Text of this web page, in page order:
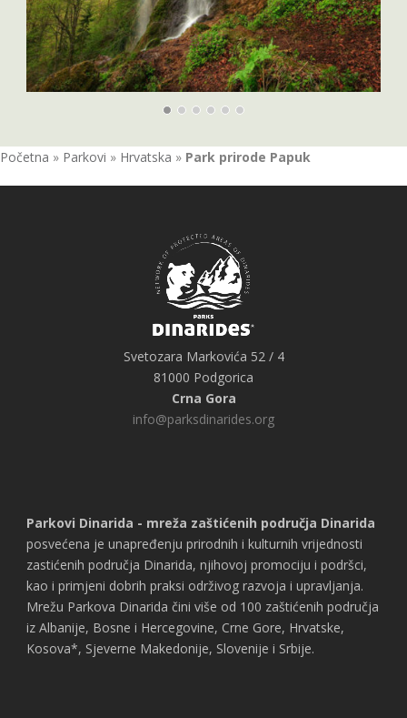
Početna » Parkovi » Hrvatska » Park prirode Papuk
Svetozara Markovića 52 / 4
81000 Podgorica
Crna Gora
info@parksdinarides.org
Parkovi Dinarida - mreža zaštićenih područja Dinarida
posvećena je unapređenju prirodnih i kulturnih vrijednosti
zastićenih područja Dinarida, njihovoj promociju i podršci,
kao i primjeni dobrih praksi održivog razvoja i upravljanja.
Mrežu Parkova Dinarida čini više od 100 zaštićenih područja
iz Albanije, Bosne i Hercegovine, Crne Gore, Hrvatske,
Kosova*, Sjeverne Makedonije, Slovenije i Srbije.